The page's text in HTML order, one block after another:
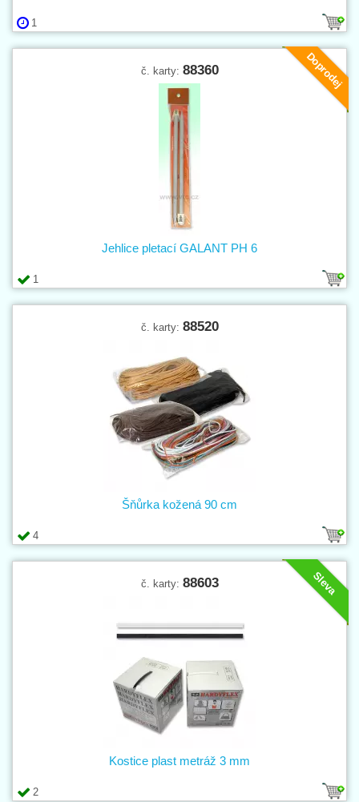
1
Doprodej
č. karty: 88360
1
Jehlice pletací GALANT PH 6
č. karty: 88520
4
Šňůrka kožená 90 cm
Sleva
č. karty: 88603
2
Kostice plast metráž 3 mm